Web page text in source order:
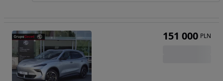
151 000 PLN